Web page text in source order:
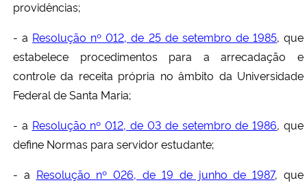
providências;
- a Resolução nº 012, de 25 de setembro de 1985, que
estabelece procedimentos para a arrecadação e
controle da receita própria no âmbito da Universidade
Federal de Santa Maria;
- a Resolução nº 012, de 03 de setembro de 1986, que
define Normas para servidor estudante;
- a Resolução nº 026, de 19 de junho de 1987, que